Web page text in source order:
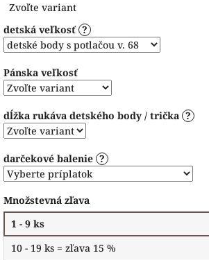
cena:
Zvoľte variant
detská veľkosť ?
Pánska veľkosť
dĺžka rukáva detského body / trička ?
darčekové balenie ?
Množstevná zľava
1 - 9 ks
10 - 19 ks = zľava 15 %